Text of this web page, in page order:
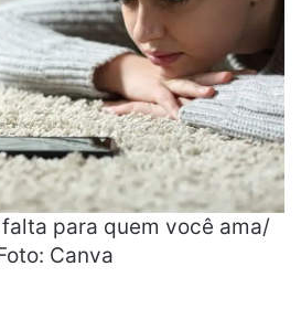
para quem você ama/
Canva